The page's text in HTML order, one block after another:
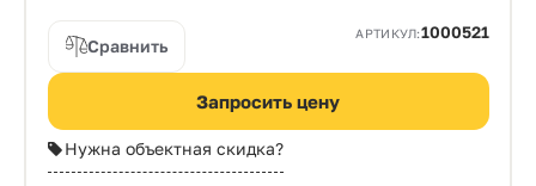
Сравнить
АРТИКУЛ:1000521
Запросить цену
Нужна объектная скидка?